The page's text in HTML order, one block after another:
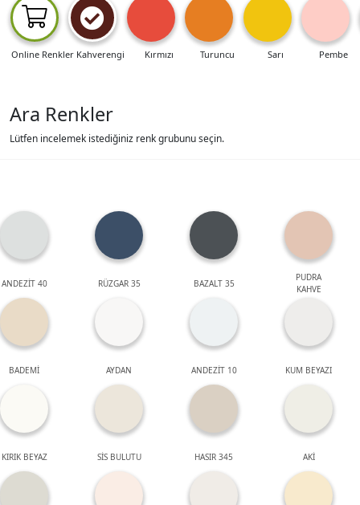
Online Renkler Kahverengi Kırmızı Turuncu Sarı Pembe
Ara Renkler
Lütfen incelemek istediğiniz renk grubunu seçin.
ANDEZİT 40 RÜZGAR 35 BAZALT 35
PUDRA
KAHVE
BADEMİ AYDAN ANDEZİT 10 KUM BEYAZI
KIRIK BEYAZ SİS BULUTU HASIR 345 AKİ